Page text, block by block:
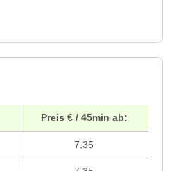
Preis € / 45min ab:
7,35